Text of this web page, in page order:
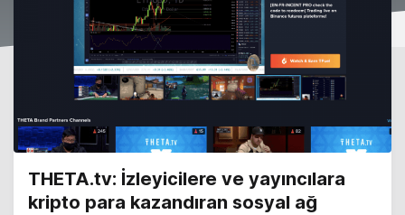
THETA.tv: İzleyicilere ve yayıncılara
kripto para kazandıran sosyal ağ